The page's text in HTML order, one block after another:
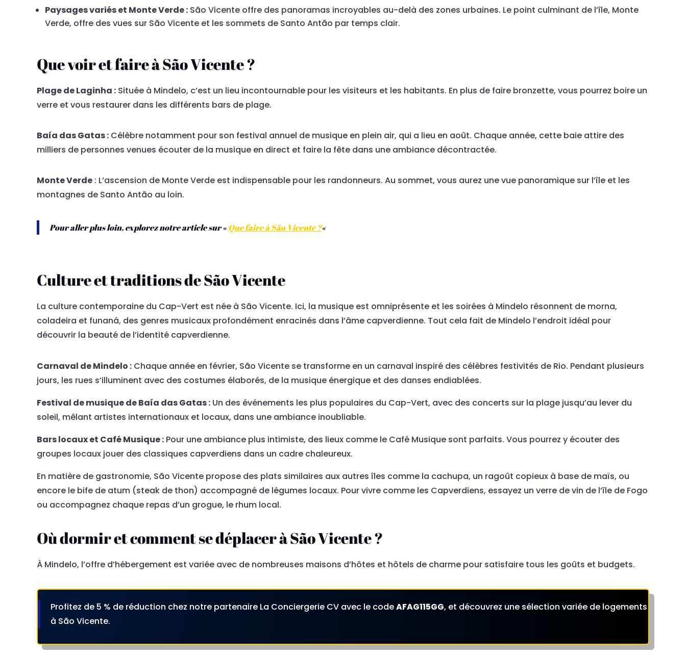
Paysages variés et Monte Verde : São Vicente offre des panoramas incroyables au-delà des zones urbaines. Le point culminant de l’île, Monte
Verde, offre des vues sur São Vicente et les sommets de Santo Antão par temps clair.
Que voir et faire à São Vicente ?
Plage de Laginha : Située à Mindelo, c’est un lieu incontournable pour les visiteurs et les habitants. En plus de faire bronzette, vous pourrez boire un
verre et vous restaurer dans les différents bars de plage.
Baía das Gatas : Célèbre notamment pour son festival annuel de musique en plein air, qui a lieu en août. Chaque année, cette baie attire des
milliers de personnes venues écouter de la musique en direct et faire la fête dans une ambiance décontractée.
Monte Verde : L’ascension de Monte Verde est indispensable pour les randonneurs. Au sommet, vous aurez une vue panoramique sur l’île et les
montagnes de Santo Antão au loin.
Pour aller plus loin, explorez notre article sur «Que faire à São Vicente ?«
Culture et traditions de São Vicente
La culture contemporaine du Cap-Vert est née à São Vicente. Ici, la musique est omniprésente et les soirées à Mindelo résonnent de morna,
coladeira et funaná, des genres musicaux profondément enracinés dans l’âme capverdienne. Tout cela fait de Mindelo l’endroit idéal pour
découvrir la beauté de l’identité capverdienne.
Carnaval de Mindelo : Chaque année en février, São Vicente se transforme en un carnaval inspiré des célèbres festivités de Rio. Pendant plusieurs
jours, les rues s’illuminent avec des costumes élaborés, de la musique énergique et des danses endiablées.
Festival de musique de Baía das Gatas : Un des événements les plus populaires du Cap-Vert, avec des concerts sur la plage jusqu’au lever du
soleil, mêlant artistes internationaux et locaux, dans une ambiance inoubliable.
Bars locaux et Café Musique : Pour une ambiance plus intimiste, des lieux comme le Café Musique sont parfaits. Vous pourrez y écouter des
groupes locaux jouer des classiques capverdiens dans un cadre chaleureux.
En matière de gastronomie, São Vicente propose des plats similaires aux autres îles comme la cachupa, un ragoût copieux à base de maïs, ou
encore le bife de atum (steak de thon) accompagné de légumes locaux. Pour vivre comme les Capverdiens, essayez un verre de vin de l’île de Fogo
ou accompagnez chaque repas d’un grogue, le rhum local.
Où dormir et comment se déplacer à São Vicente ?
À Mindelo, l’offre d’hébergement est variée avec de nombreuses maisons d’hôtes et hôtels de charme pour satisfaire tous les goûts et budgets.
Profitez de 5 % de réduction chez notre partenaire La Conciergerie CV avec le codeAFAG115GG, et découvrez une sélection variée de logements
à São Vicente.